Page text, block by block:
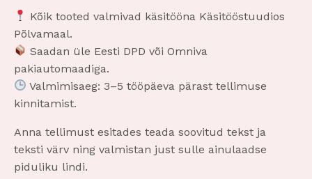
Kõik tooted valmivad käsitööna Käsitööstuudios
Põlvamaal.
Saadan üle Eesti DPD või Omniva
pakiautomaadiga.
Valmimisaeg: 3–5 tööpäeva pärast tellimuse
kinnitamist.
Anna tellimust esitades teada soovitud tekst ja
teksti värv ning valmistan just sulle ainulaadse
piduliku lindi.